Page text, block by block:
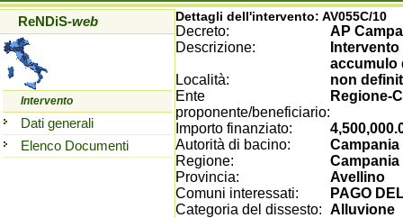
ReNDiS-web
Intervento
Dati generali
Elenco Documenti
Dettagli dell'intervento: AV055C/10
Decreto:
AP
Descrizione:
accumulo
Località:
non
Ente
proponente/beneficiario:
Regione-
Importo finanziato:
Autorità di bacino:
Regione:
Campania
Provincia:
Avellino
Comuni interessati:
PAGO
Categoria del dissesto: Alluvione